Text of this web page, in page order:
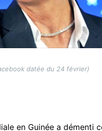
datée du 24 février)
en Guinée a démenti